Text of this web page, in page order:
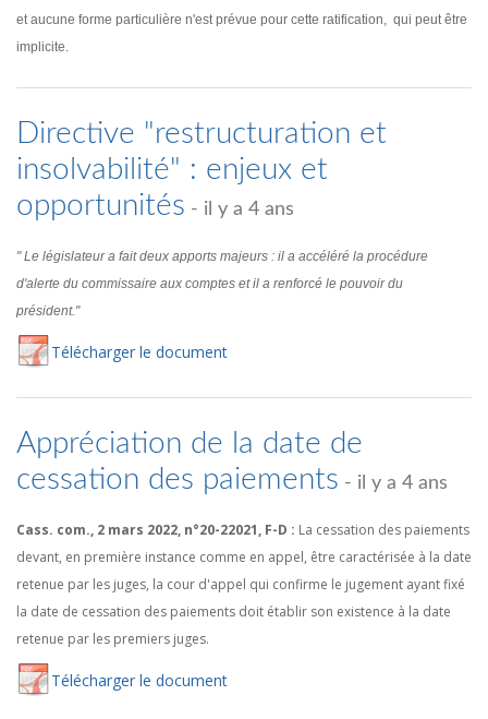
et aucune forme particulière n'est prévue pour cette ratification, qui peut être
implicite.
Directive "restructuration et
insolvabilité" : enjeux et
opportunités - il y a 4 ans
" Le législateur a fait deux apports majeurs : il a accéléré la procédure
d'alerte du commissaire aux comptes et il a renforcé le pouvoir du
président."
Télécharger le document
Appréciation de la date de
cessation des paiements - il y a 4 ans
Cass. com., 2 mars 2022, n°20-22021, F-D : La cessation des paiements
devant, en première instance comme en appel, être caractérisée à la date
retenue par les juges, la cour d'appel qui confirme le jugement ayant fixé
la date de cessation des paiements doit établir son existence à la date
retenue par les premiers juges.
Télécharger le document